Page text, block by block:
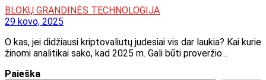
BLOKŲ GRANDINĖS TECHNOLOGIJA
29 kovo, 2025
O kas, jei didžiausi kriptovaliutų judesiai vis dar laukia? Kai kurie
žinomi analitikai sako, kad 2025 m. Gali būti proveržio…
Paieška